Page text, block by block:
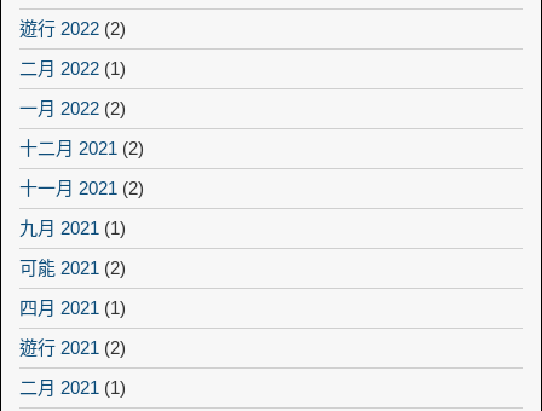
遊行 2022 (2)
二月 2022 (1)
一月 2022 (2)
十二月 2021 (2)
十一月 2021 (2)
九月 2021 (1)
可能 2021 (2)
四月 2021 (1)
遊行 2021 (2)
二月 2021 (1)